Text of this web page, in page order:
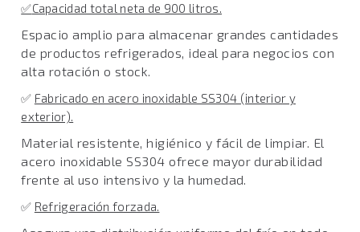
✅Capacidad total neta de 900 litros.
Espacio amplio para almacenar grandes cantidades
de productos refrigerados, ideal para negocios con
alta rotación o stock.
✅ Fabricado en acero inoxidable SS304 (interior y
exterior).
Material resistente, higiénico y fácil de limpiar. El
acero inoxidable SS304 ofrece mayor durabilidad
frente al uso intensivo y la humedad.
✅ Refrigeración forzada.